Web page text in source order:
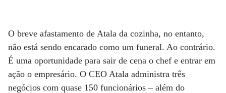
O breve afastamento de Atala da cozinha, no entanto,
não está sendo encarado como um funeral. Ao contrário.
É uma oportunidade para sair de cena o chef e entrar em
ação o empresário. O CEO Atala administra três
negócios com quase 150 funcionários – além do